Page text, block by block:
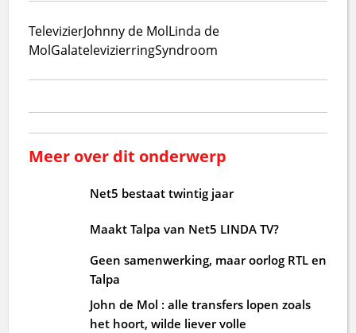
TelevizierJohnny de MolLinda de
MolGalatelevizierringSyndroom
Meer over dit onderwerp
Net5 bestaat twintig jaar
Maakt Talpa van Net5 LINDA TV?
Geen samenwerking, maar oorlog RTL en
Talpa
John de Mol : alle transfers lopen zoals
het hoort, wilde liever volle